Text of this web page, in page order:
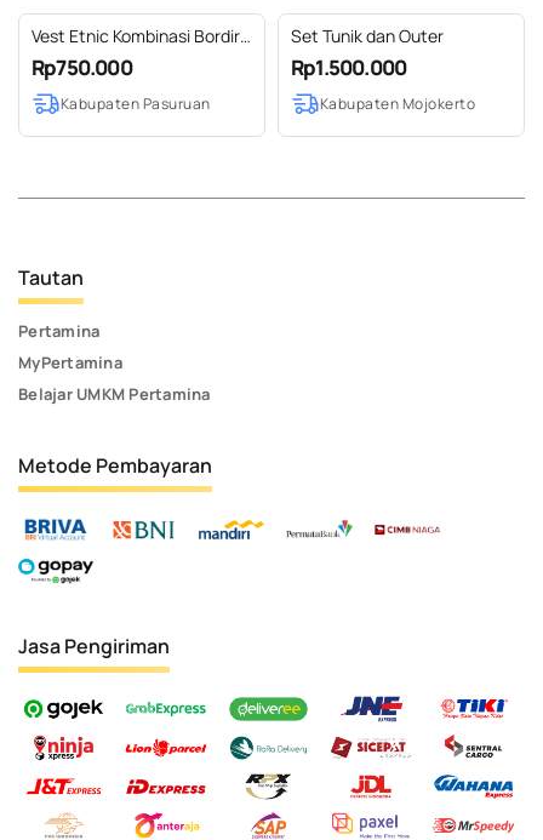
Vest Etnic Kombinasi Bordir
Ekslusif Tradisional
Handmade Dengan Tenun
dan Lurik 6
Rp750.000
Kabupaten Pasuruan
Set Tunik dan Outer
Rp1.500.000
Kabupaten Mojokerto
Tautan
Pertamina
MyPertamina
Belajar UMKM Pertamina
Metode Pembayaran
Jasa Pengiriman